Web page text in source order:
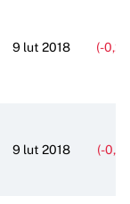
9 lut 2018 (-
9 lut 2018 (-